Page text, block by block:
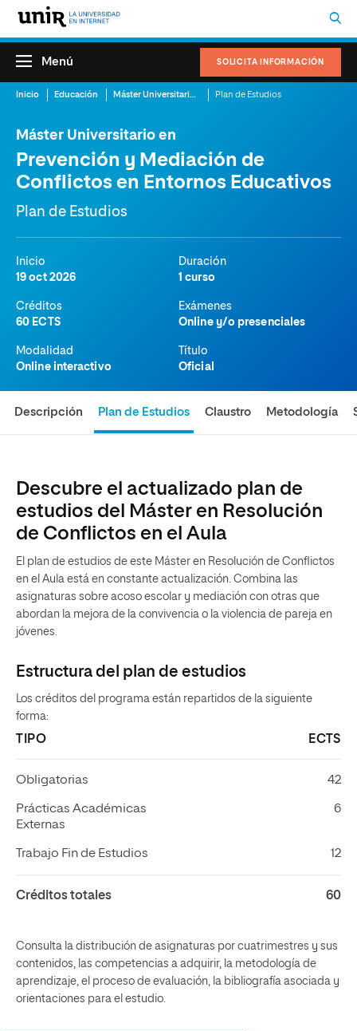
SOLICITA INFORMACIÓN
Menú
Inicio Educación Máster Universitario en Prevención y Mediación de Conflictos en Entornos Educativos Plan de Estudios
Máster Universitario en
Prevención y Mediación de
Conflictos en Entornos Educativos
Plan de Estudios
Inicio
19 oct 2026
Duración
1 curso
Créditos
60 ECTS
Exámenes
Online y/o presenciales
Modalidad
Online interactivo
Título
Oficial
Descripción Plan de Estudios Claustro Metodología
Descubre el actualizado plan de
estudios del Máster en Resolución
de Conflictos en el Aula
El plan de estudios de este Máster en Resolución de Conflictos
en el Aula está en constante actualización. Combina las
asignaturas sobre acoso escolar y mediación con otras que
abordan la mejora de la convivencia o la violencia de pareja en
jóvenes.
Estructura del plan de estudios
Los créditos del programa están repartidos de la siguiente
forma:
TIPO ECTS
Obligatorias 42
Prácticas Académicas
Externas
6
Trabajo Fin de Estudios 12
Créditos totales 60
Consulta la distribución de asignaturas por cuatrimestres y sus
contenidos, las competencias a adquirir, la metodología de
aprendizaje, el proceso de evaluación, la bibliografía asociada y
orientaciones para el estudio.